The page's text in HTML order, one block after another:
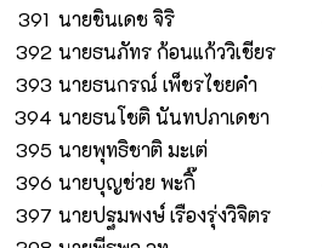
391 นายชินเดช จิริ
392 นายธนภัทร ก้อนแก้ววิเชียร
393 นายธนกรณ์ เพ็ชรไชยคำ
394 นายธนโชติ นันทปภาเดชา
395 นายพุทธิชาติ มะเต่
396 นายบุญช่วย พะกิ๊
397 นายปฐมพงษ์ เรืองรุ่งวิจิตร